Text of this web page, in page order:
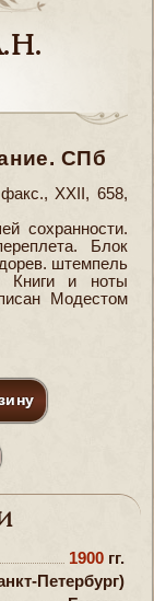
СПб
ХХII, 658,
сохранности.
Блок
штемпель
Книги и ноты
Модестом
1900 гг.
Петербург)